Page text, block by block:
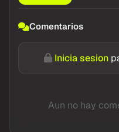
Comentarios
Inicia sesion
Aun no hay